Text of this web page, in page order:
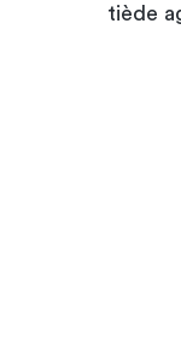
tiède